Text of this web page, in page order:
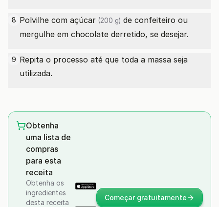
8 Polvilhe com açúcar (200 g) de confeiteiro ou
mergulhe em chocolate derretido, se desejar.
9 Repita o processo até que toda a massa seja
utilizada.
Obtenha
uma lista de
compras
para esta
receita
Obtenha os
ingredientes
desta receita
Começar gratuitamente